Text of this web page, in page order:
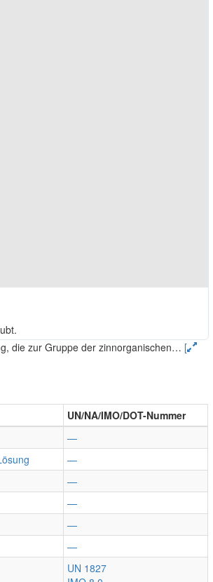
die zur Gruppe der zinnorganischen… [
UN/NA/IMO/DOT-Nummer
—
—
—
—
—
—
UN 1827